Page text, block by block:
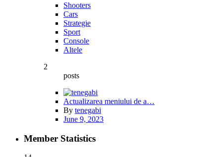
Shooters
Cars
Strategie
Sport
Console
Altele
2
posts
Actualizarea meniului de a…
By tenegabi
June 9, 2023
Member Statistics